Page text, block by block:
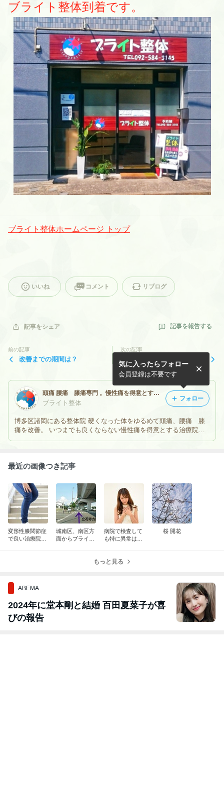
ブライト整体到着です。
ブライト整体ホームページ トップ
いいね コメント リブログ
記事をシェア 記事を報告する
前の記事
改善までの期間は？
次の記事
頭痛 腰痛 膝痛専門 。慢性痛を得意とする ブライト整体 ブログ
ブライト整体
博多区諸岡にある整体院 硬くなった体をゆるめて頭痛、腰痛 膝
痛を改善。 いつまでも良くならない慢性痛を得意とする治療院で
気に入ったらフォロー
会員登録は不要です
フォロー
最近の画像つき記事
変形性膝関節症
で良い治療院を
城南区、南区方
面からブライト
病院で検査して
も特に異常はな
桜 開花
もっと見る
ABEMA
2024年に堂本剛と結婚 百田夏菜子が喜
びの報告